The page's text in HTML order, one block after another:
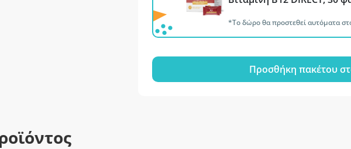
*Το δώρο θα προστεθεί αυτόματα
Προσθήκη πακέτου